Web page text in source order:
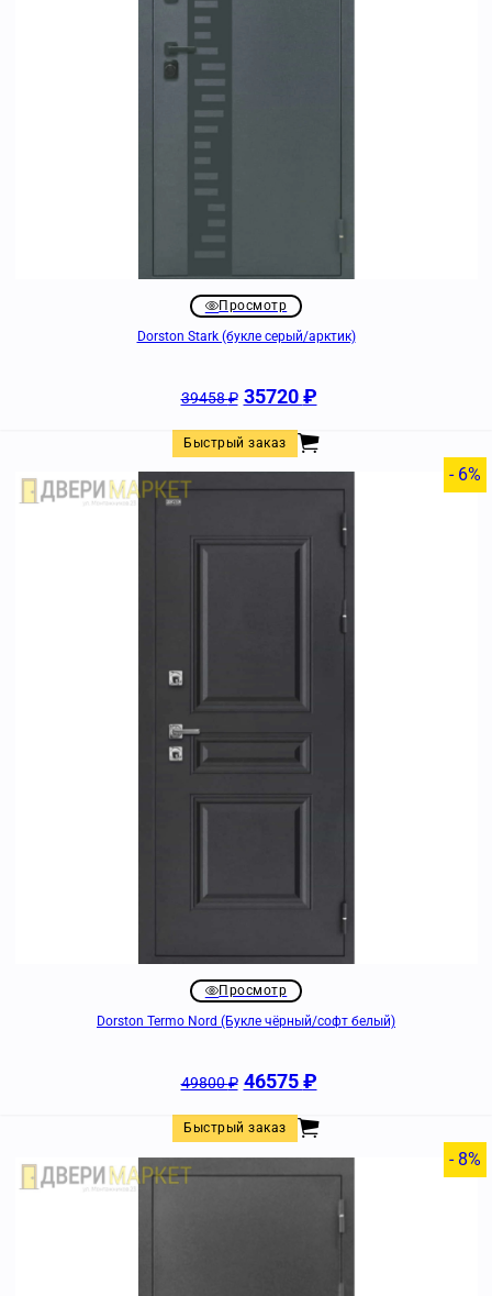
Просмотр
Dorston Stark (букле серый/арктик)
39458₽ 35720₽
Быстрый заказ
- 6%
Просмотр
Dorston Termo Nord (Букле чёрный/софт белый)
49800₽ 46575₽
Быстрый заказ
- 8%